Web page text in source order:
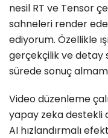
nesil RT ve Tensor
sahneleri render
ediyorum. Özellikle
gerçekçilik ve detay
sürede sonuç
Video düzenleme
yapay zeka destekli
AI hızlandırmalı